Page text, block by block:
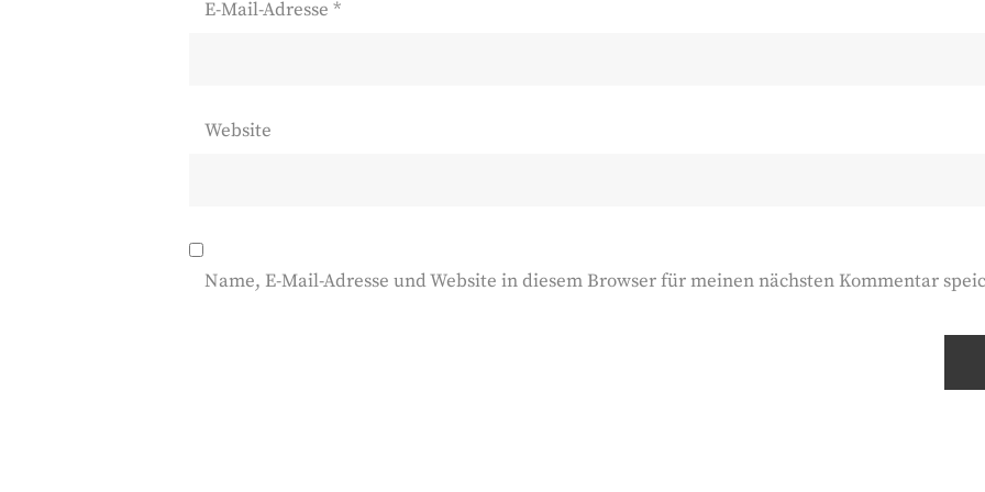
E-Mail-Adresse *
Website
Name, E-Mail-Adresse und Website in diesem Browser für meinen nächsten Kommentar